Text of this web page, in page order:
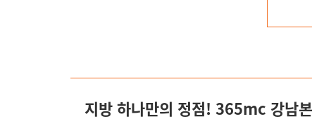
지방 하나만의 정점! 365mc 강남